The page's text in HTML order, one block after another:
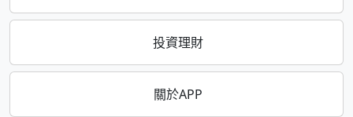
投資理財
關於APP